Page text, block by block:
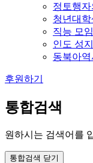
정토행자
청년대학
직능 모임
인도 성
동북아역
후원하기
통합검색
원하시는 검색어를
통합검색 닫기